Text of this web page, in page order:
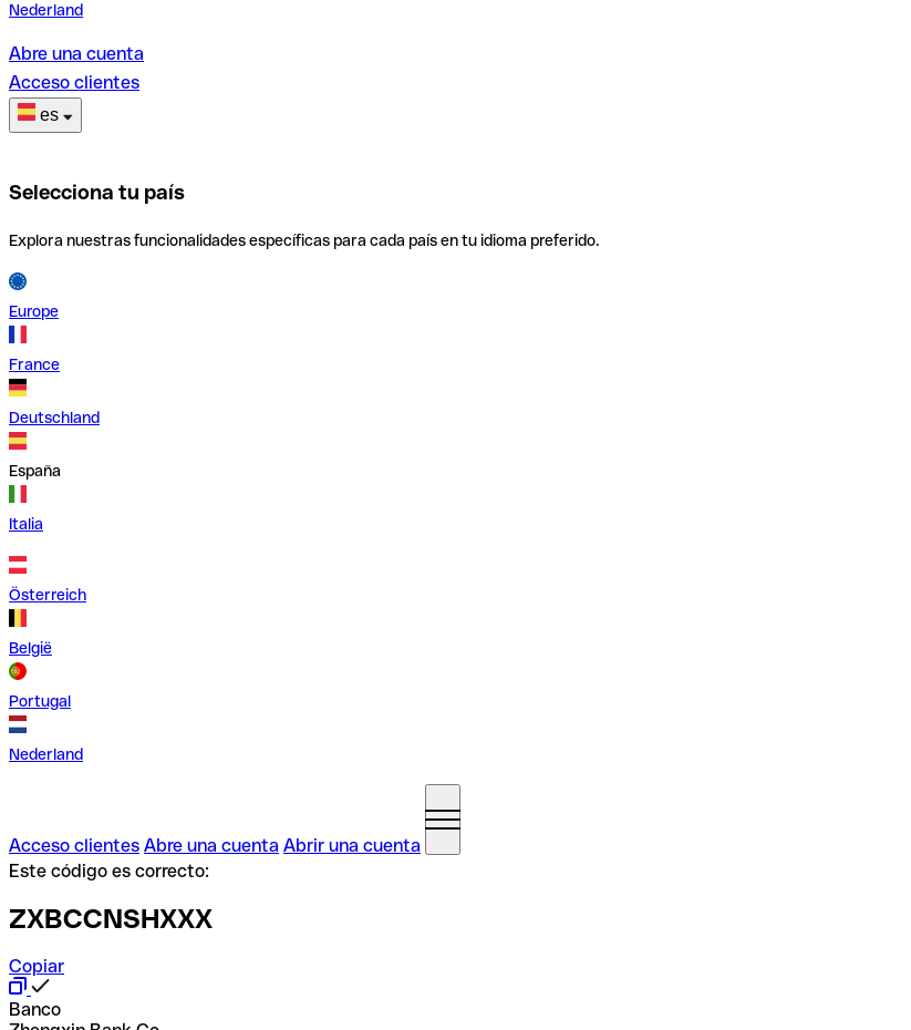
Nederland
Abre una cuenta
Acceso clientes
es
Selecciona tu país
Explora nuestras funcionalidades específicas para cada país en tu idioma preferido.
Europe
France
Deutschland
España
Italia
Österreich
België
Portugal
Nederland
Acceso clientes Abre una cuenta Abrir una cuenta
Este código es correcto:
ZXBCCNSHXXX
Copiar
Banco